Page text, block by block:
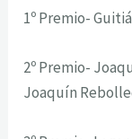
1º Premio-
2º Premio-
Joaquín